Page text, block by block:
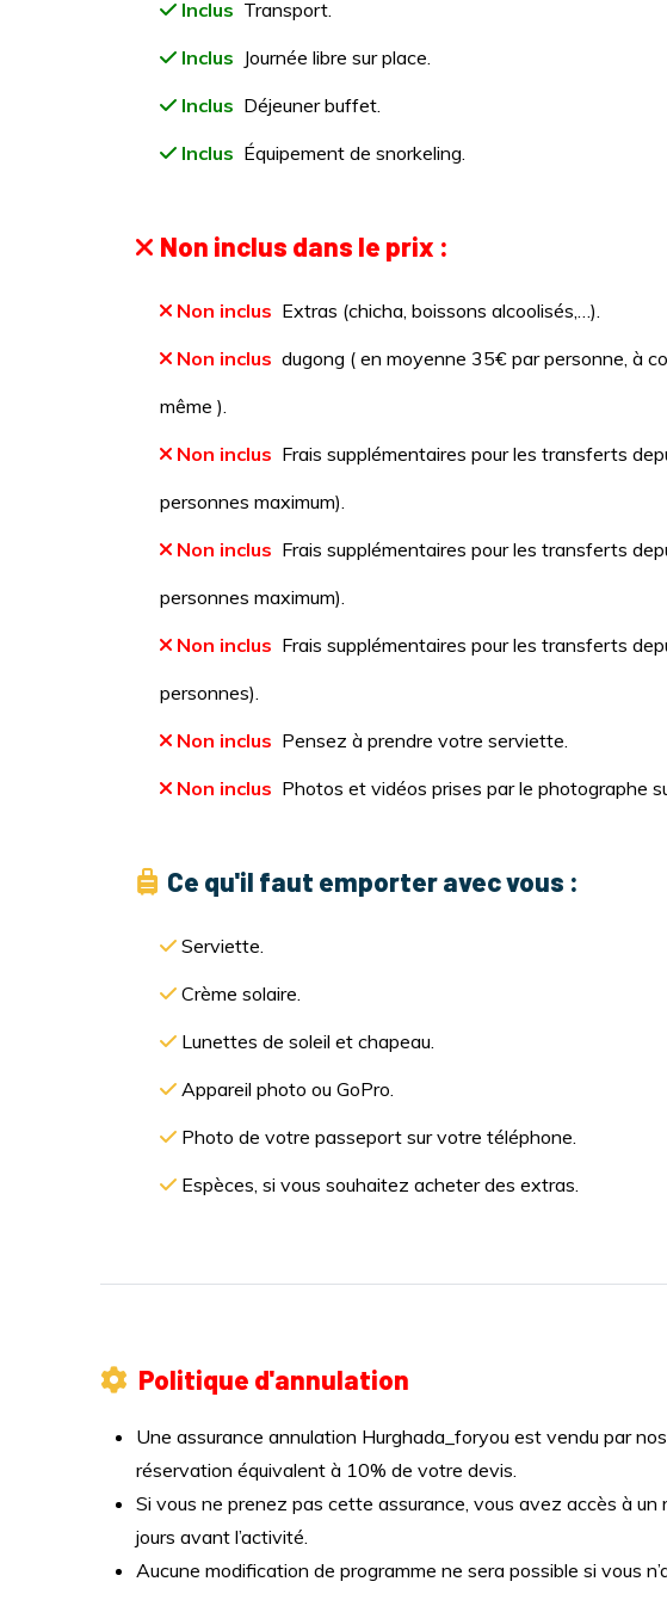
Inclus Transport.
Inclus Journée libre sur place.
Inclus Déjeuner buffet.
Inclus Équipement de snorkeling.
Non inclus dans le prix :
Non inclus Extras (chicha, boissons alcoolisés,…).
Non inclus dugong ( en moyenne 35€ par personne, à
même ).
Non inclus Frais supplémentaires pour les transferts
personnes maximum).
Non inclus Frais supplémentaires pour les transferts
personnes maximum).
Non inclus Frais supplémentaires pour les transferts
personnes).
Non inclus Pensez à prendre votre serviette.
Non inclus Photos et vidéos prises par le photographe
Ce qu'il faut emporter avec vous :
Serviette.
Crème solaire.
Lunettes de soleil et chapeau.
Appareil photo ou GoPro.
Photo de votre passeport sur votre téléphone.
Espèces, si vous souhaitez acheter des extras.
Politique d'annulation
Une assurance annulation Hurghada_foryou est vendu par
réservation équivalent à 10% de votre devis.
Si vous ne prenez pas cette assurance, vous avez accès à
jours avant l’activité.
Aucune modification de programme ne sera possible si vous